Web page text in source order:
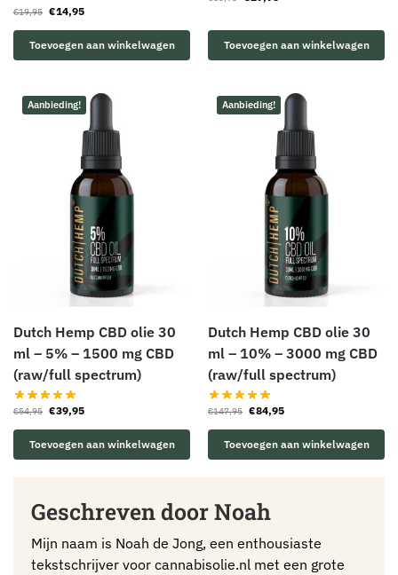
€19,95 €14,95
Toevoegen aan winkelwagen Toevoegen aan winkelwagen
Aanbieding!
Dutch Hemp CBD olie 30
ml – 5% – 1500 mg CBD
(raw/full spectrum)
€54,95 €39,95
Toevoegen aan winkelwagen
Aanbieding!
Dutch Hemp CBD olie 30
ml – 10% – 3000 mg CBD
(raw/full spectrum)
€147,95 €84,95
Toevoegen aan winkelwagen
Geschreven door Noah
Mijn naam is Noah de Jong, een enthousiaste
tekstschrijver voor cannabisolie.nl met een grote